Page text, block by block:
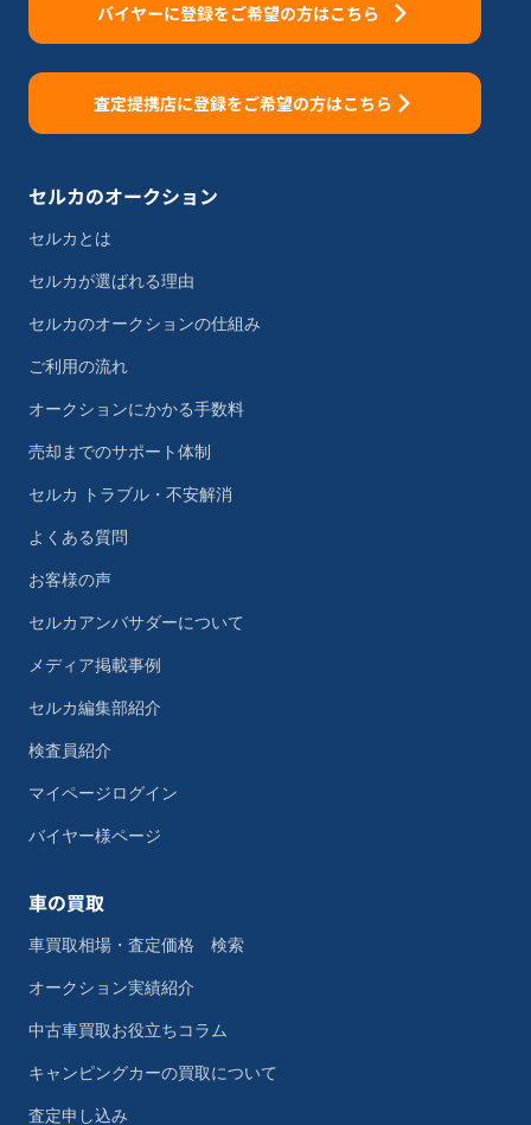
バイヤーに登録をご希望の方はこちら
査定提携店に登録をご希望の方はこちら
セルカのオークション
セルカとは
セルカが選ばれる理由
セルカのオークションの仕組み
ご利用の流れ
オークションにかかる手数料
売却までのサポート体制
セルカ トラブル・不安解消
よくある質問
お客様の声
セルカアンバサダーについて
メディア掲載事例
セルカ編集部紹介
検査員紹介
マイページログイン
バイヤー様ページ
車の買取
車買取相場・査定価格 検索
オークション実績紹介
中古車買取お役立ちコラム
キャンピングカーの買取について
査定申し込み